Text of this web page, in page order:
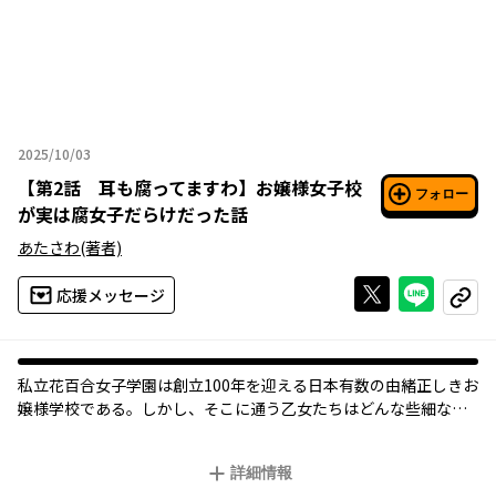
2025/10/03
2025年10月03日
【第2話 耳も腐ってますわ】 お嬢様女子校
が実は腐女子だらけだった話
フォロー
あたさわ(著者)
応援メッセージ Xで投稿する
ライン
コピー
私立花百合女子学園は創立100年を迎える日本有数の由緒正しきお
嬢様学校である。しかし、そこに通う乙女たちはどんな些細な情
授業中は推しカプ小説回し書き文通、休み時間は性癖しりとり、
詳細情報